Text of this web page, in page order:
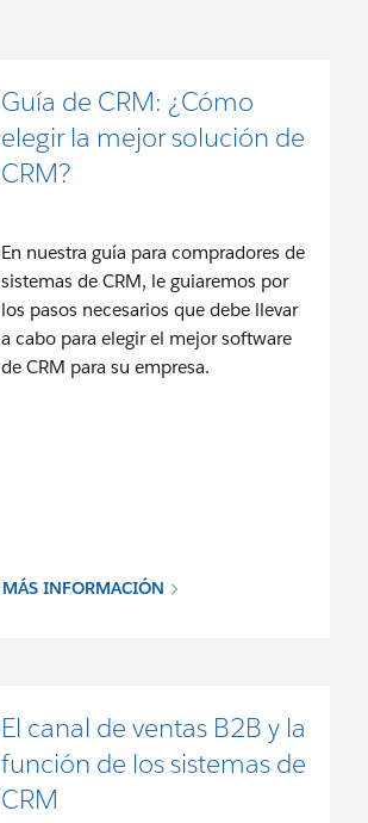
Guía de CRM: ¿Cómo
elegir la mejor solución de
CRM?
En nuestra guía para compradores de
sistemas de CRM, le guiaremos por
los pasos necesarios que debe llevar
a cabo para elegir el mejor software
de CRM para su empresa.
MÁS INFORMACIÓN
El canal de ventas B2B y la
función de los sistemas de
CRM